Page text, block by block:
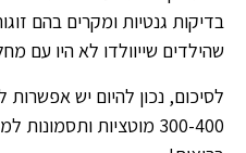
בדיקות גנטיות ומקרים בהם
שהילדים שייוולדו לא היו עם
לסיכום, נכון להיום יש
300-400 מוטציות